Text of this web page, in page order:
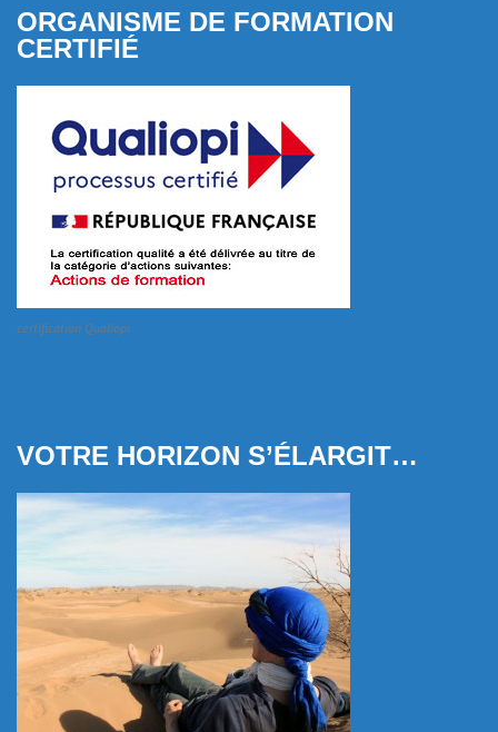
ORGANISME DE FORMATION
CERTIFIÉ
certification Qualiopi
VOTRE HORIZON S’ÉLARGIT…